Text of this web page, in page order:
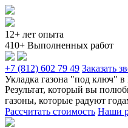
12+ лет опыта
410+ Выполненных работ
+7 (812) 602 79 49 Заказать
Укладка газона "под ключ"
Результат, который вы
газоны, которые радуют
Рассчитать стоимость Наши